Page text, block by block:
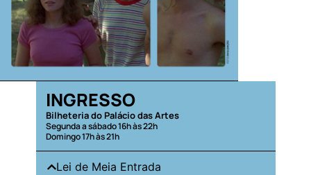
INGRESSO
Bilheteria do Palácio das Artes
Segunda a sábado 16h às 22h
Domingo 17h às 21h
Lei de Meia Entrada